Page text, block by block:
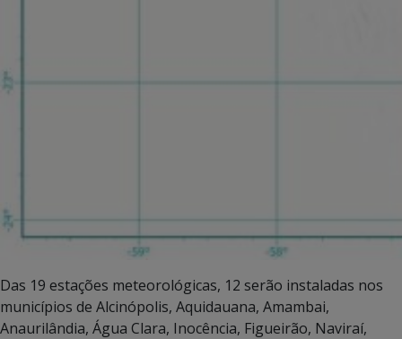
Das 19 estações meteorológicas, 12 serão instaladas nos
municípios de Alcinópolis, Aquidauana, Amambai,
Anaurilândia, Água Clara, Inocência, Figueirão, Naviraí,